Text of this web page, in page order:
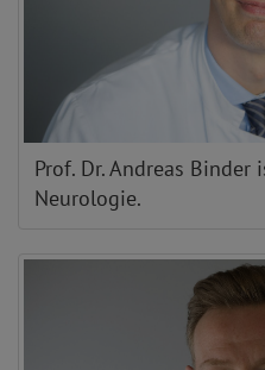
Prof. Dr. Andreas
Neurologie.